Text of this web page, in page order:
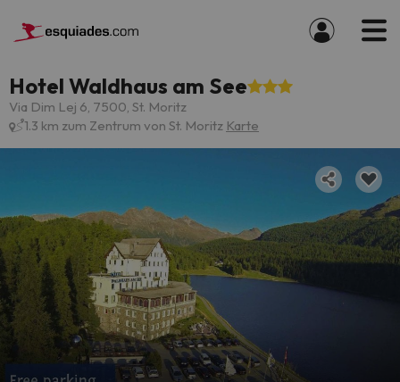
Hotel Waldhaus am See
Via Dim Lej 6, 7500, St. Moritz
1.3 km zum Zentrum von St. Moritz Karte